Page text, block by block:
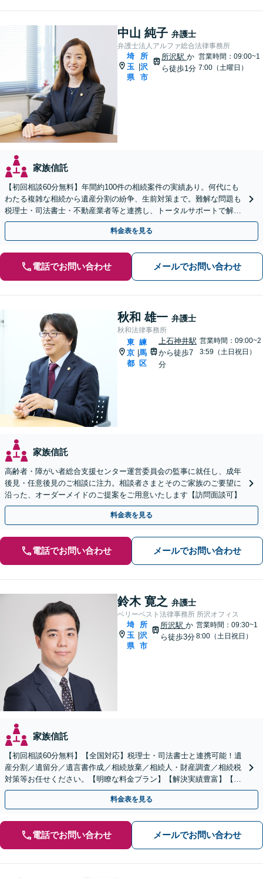
中山 純子 弁護士
弁護士法人アルファ総合法律事務所
埼
玉
県
所
沢
市
所沢駅 か
ら徒歩1分
営業時間：09:00~1
7:00（土曜日）
家族信託
【初回相談60分無料】年間約100件の相続案件の実績あり。何代にも
わたる複雑な相続から遺産分割の紛争、生前対策まで。難解な問題も
税理士・司法書士・不動産業者等と連携し、トータルサポートで解決
へ。まずはお気軽にご相談ください【所沢駅徒歩1分】
料金表を見る
電話でお問い合わせ メールでお問い合わせ
秋和 雄一 弁護士
秋和法律事務所
東
京
都
練
馬
区
上石神井駅
から徒歩7
分
営業時間：09:00~2
3:59（土日祝日）
家族信託
高齢者・障がい者総合支援センター運営委員会の監事に就任し、成年
後見・任意後見のご相談に注力。相談者さまとそのご家族のご要望に
沿った、オーダーメイドのご提案をご用意いたします【訪問面談可】
料金表を見る
電話でお問い合わせ メールでお問い合わせ
鈴木 寛之 弁護士
ベリーベスト法律事務所 所沢オフィス
埼
玉
県
|
所
沢
市
所沢駅か
ら徒歩3分
営業時間：09:30~1
8:00（土日祝日）
家族信託
【初回相談60分無料】【全国対応】税理士・司法書士と連携可能！遺
産分割／遺留分／遺言書作成／相続放棄／相続人・財産調査／相続税
対策等お任せください。【明瞭な料金プラン】【解決実績豊富】【電
話相談可】
料金表を見る
電話でお問い合わせ メールでお問い合わせ